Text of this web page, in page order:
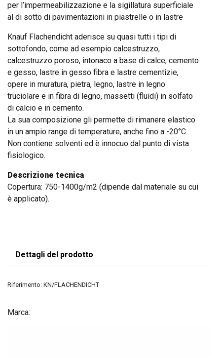
per l’impermeabilizzazione e la sigillatura superficiale
al di sotto di pavimentazioni in piastrelle o in lastre
Knauf Flachendicht aderisce su quasi tutti i tipi di
sottofondo, come ad esempio calcestruzzo,
calcestruzzo poroso, intonaco a base di calce, cemento
e gesso, lastre in gesso fibra e lastre cementizie,
opere in muratura, pietra, legno, lastre in legno
truciolare e in fibra di legno, massetti (fluidi) in solfato
di calcio e in cemento.
La sua composizione gli permette di rimanere elastico
in un ampio range di temperature, anche fino a -20°C.
Non contiene solventi ed è innocuo dal punto di vista
fisiologico.
Descrizione tecnica
Copertura: 750-1400g/m2 (dipende dal materiale su cui
è applicato).
Dettagli del prodotto
Riferimento: KN/FLACHENDICHT
Marca: